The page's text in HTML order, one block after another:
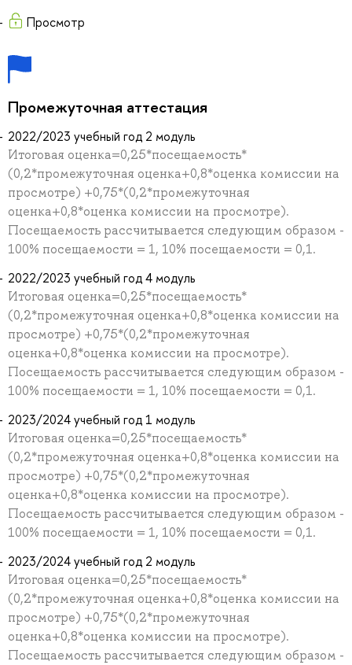
Просмотр
Промежуточная аттестация
2022/2023 учебный год 2 модуль
Итоговая оценка=0,25*посещаемость*
(0,2*промежуточная оценка+0,8*оценка комиссии на
просмотре) +0,75*(0,2*промежуточная
оценка+0,8*оценка комиссии на просмотре).
Посещаемость рассчитывается следующим образом -
100% посещаемости = 1, 10% посещаемости = 0,1.
2022/2023 учебный год 4 модуль
Итоговая оценка=0,25*посещаемость*
(0,2*промежуточная оценка+0,8*оценка комиссии на
просмотре) +0,75*(0,2*промежуточная
оценка+0,8*оценка комиссии на просмотре).
Посещаемость рассчитывается следующим образом -
100% посещаемости = 1, 10% посещаемости = 0,1.
2023/2024 учебный год 1 модуль
Итоговая оценка=0,25*посещаемость*
(0,2*промежуточная оценка+0,8*оценка комиссии на
просмотре) +0,75*(0,2*промежуточная
оценка+0,8*оценка комиссии на просмотре).
Посещаемость рассчитывается следующим образом -
100% посещаемости = 1, 10% посещаемости = 0,1.
2023/2024 учебный год 2 модуль
Итоговая оценка=0,25*посещаемость*
(0,2*промежуточная оценка+0,8*оценка комиссии на
просмотре) +0,75*(0,2*промежуточная
оценка+0,8*оценка комиссии на просмотре).
Посещаемость рассчитывается следующим образом -